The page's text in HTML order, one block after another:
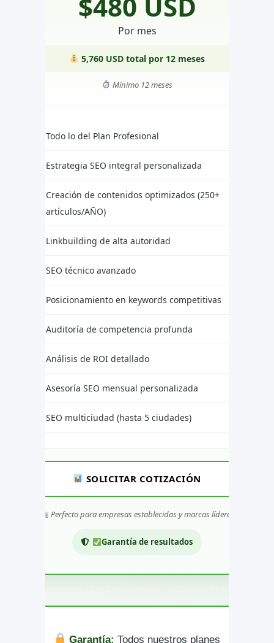
Por mes
5,760 USD total por 12 meses
Mínimo 12 meses
Todo lo del Plan Profesional
Estrategia SEO integral personalizada
Creación de contenidos optimizados (250+
artículos/AÑO)
Linkbuilding de alta autoridad
SEO técnico avanzado
Posicionamiento en keywords competitivas
Auditoría de competencia profunda
Análisis de ROI detallado
Asesoría SEO mensual personalizada
SEO multiciudad (hasta 5 ciudades)
SOLICITAR COTIZACIÓN
Perfecto para empresas establecidas y marcas líderes
Garantía de resultados
Garantía: Todos nuestros planes